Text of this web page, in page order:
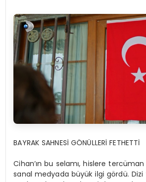
BAYRAK SAHNESİ GÖNÜLLERİ FETHETTİ
Cihan’ın bu selamı, hislere
sanal medyada büyük ilgi gördü. Dizi